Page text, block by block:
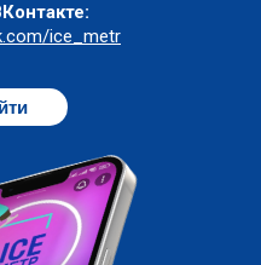
ice_metr